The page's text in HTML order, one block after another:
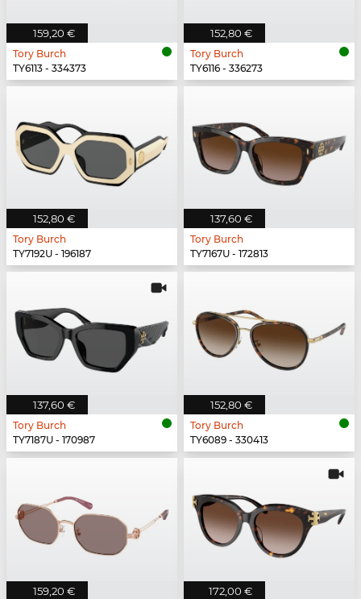
159,20 €
Tory Burch
TY6113 - 334373
152,80 €
Tory Burch
TY6116 - 336273
152,80 €
Tory Burch
TY7192U - 196187
137,60 €
Tory Burch
TY7167U - 172813
137,60 €
Tory Burch
TY7187U - 170987
152,80 €
Tory Burch
TY6089 - 330413
159,20 € 172,00 €